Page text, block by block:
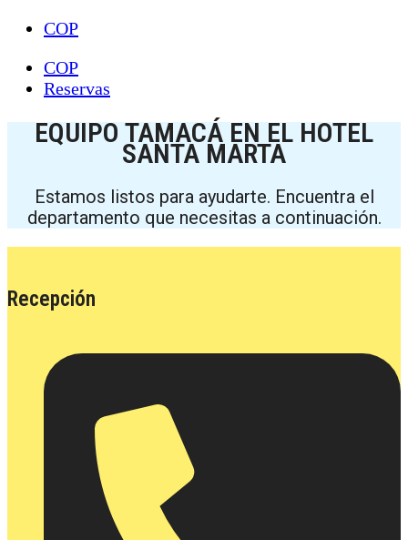
COP
COP
Reservas
EQUIPO TAMACÁ EN EL HOTEL
SANTA MARTA
Estamos listos para ayudarte. Encuentra el
departamento que necesitas a continuación.
Recepción